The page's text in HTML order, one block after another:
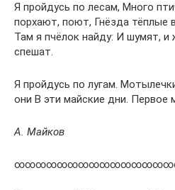
Я пройдусь по лесам, Много
порхают, поют, Гнёзда тёплые
Там я пчёлок найду: И шумят,
спешат.
Я пройдусь по лугам.
они В эти майские дни. Первое
А. Майков